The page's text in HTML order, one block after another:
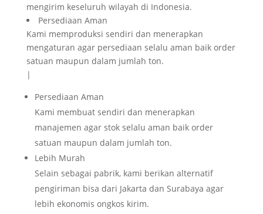
mengirim keseluruh wilayah di Indonesia.
Persediaan Aman
Kami memproduksi sendiri dan menerapkan
mengaturan agar persediaan selalu aman baik order
satuan maupun dalam jumlah ton.
|
Persediaan Aman
Kami membuat sendiri dan menerapkan
manajemen agar stok selalu aman baik order
satuan maupun dalam jumlah ton.
Lebih Murah
Selain sebagai pabrik, kami berikan alternatif
pengiriman bisa dari Jakarta dan Surabaya agar
lebih ekonomis ongkos kirim.